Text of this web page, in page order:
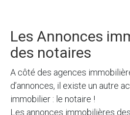
Les Annonces
des notaires
A côté des agences
d’annonces, il existe un autre
immobilier : le notaire !
Les annonces immobilières